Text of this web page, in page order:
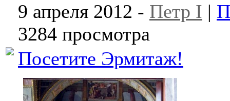
9 апреля 2012 - Петр I |
3284 просмотра
Посетите Эрмитаж!